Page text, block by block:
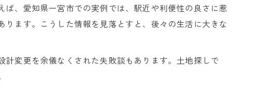
、愛知県一宮市での実例では、駅近や利便性の良さに惹
ます。こうした情報を見落とすと、後々の生活に大きな
変更を余儀なくされた失敗談もあります。土地探しで